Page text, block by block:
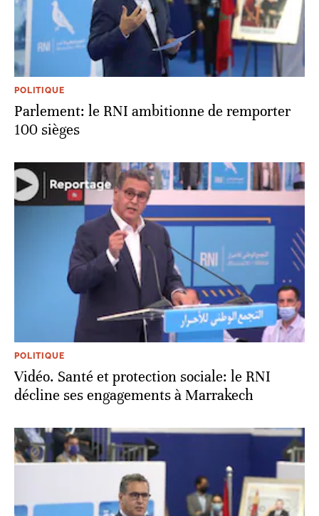
POLITIQUE
Parlement: le RNI ambitionne de remporter
100 sièges
POLITIQUE
Vidéo. Santé et protection sociale: le RNI
décline ses engagements à Marrakech